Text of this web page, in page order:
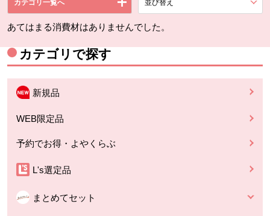
カテゴリ一覧へ 並び替え
あてはまる消費材はありませんでした。
カテゴリで探す
新規品
WEB限定品
予約でお得・よやくらぶ
L's選定品
まとめてセット